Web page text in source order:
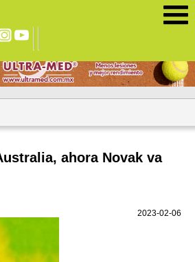
ahora Novak va
2023-02-06